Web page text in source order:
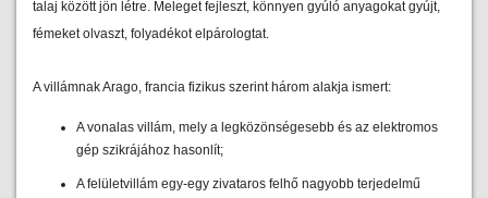
talaj között jön létre. Meleget fejleszt, könnyen gyúló anyagokat gyújt,
fémeket olvaszt, folyadékot elpárologtat.
A villámnak Arago, francia fizikus szerint három alakja ismert:
A vonalas villám, mely a legközönségesebb és az elektromos
gép szikrájához hasonlít;
A felületvillám egy-egy zivataros felhő nagyobb terjedelmű